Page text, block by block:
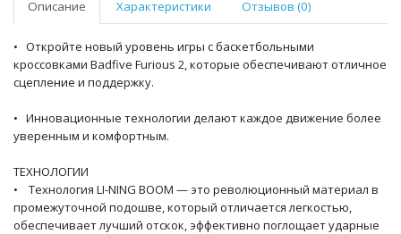
Описание Характеристики Отзывов (0)
• Откройте новый уровень игры с баскетбольными
кроссовками Badfive Furious 2, которые обеспечивают отличное
сцепление и поддержку.
• Инновационные технологии делают каждое движение более
уверенным и комфортным.
ТЕХНОЛОГИИ
• Технология LI-NING BOOM — это революционный материал в
промежуточной подошве, который отличается легкостью,
обеспечивает лучший отскок, эффективно поглощает ударные